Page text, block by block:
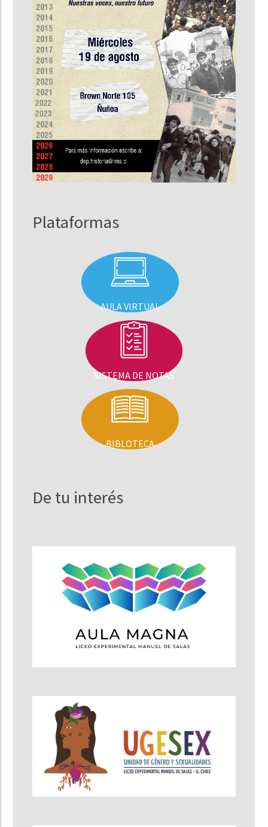
Plataformas
AULA VIRTUAL
SISTEMA DE NOTAS
BIBLOTECA
De tu interés